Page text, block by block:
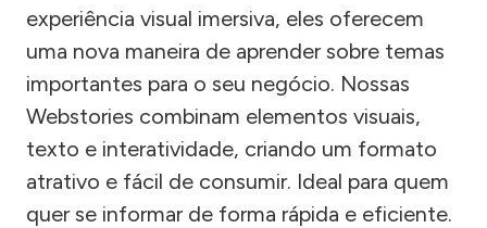
experiência visual imersiva, eles oferecem
uma nova maneira de aprender sobre temas
importantes para o seu negócio. Nossas
Webstories combinam elementos visuais,
texto e interatividade, criando um formato
atrativo e fácil de consumir. Ideal para quem
quer se informar de forma rápida e eficiente.